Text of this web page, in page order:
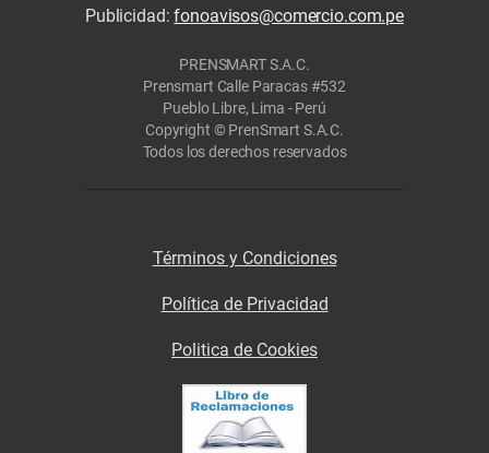
Publicidad:fonoavisos@comercio.com.pe
PRENSMART S.A.C.
Prensmart Calle Paracas #532
Pueblo Libre, Lima - Perú
Copyright © PrenSmart S.A.C.
Todos los derechos reservados
Términos y Condiciones
Política de Privacidad
Politica de Cookies